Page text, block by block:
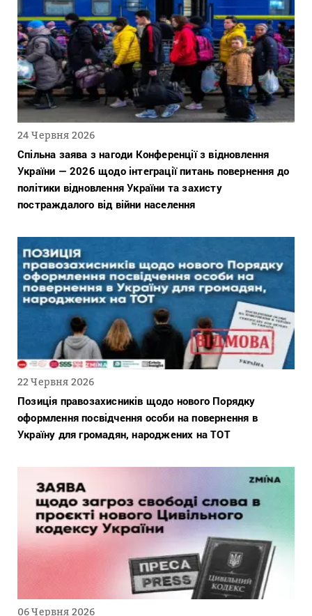
24 Червня 2026
Спільна заява з нагоди Конференції з відновлення
України — 2026 щодо інтеграції питань повернення до
політики відновлення України та захисту
постраждалого від війни населення
22 Червня 2026
Позиція правозахисників щодо нового Порядку
оформлення посвідчення особи на повернення в
Україну для громадян, народжених на ТОТ
06 Червня 2026